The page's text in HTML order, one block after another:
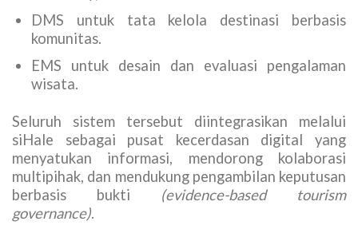
DMS untuk tata kelola destinasi berbasis
komunitas.
EMS untuk desain dan evaluasi pengalaman
wisata.
Seluruh sistem tersebut diintegrasikan melalui
siHale sebagai pusat kecerdasan digital yang
menyatukan informasi, mendorong kolaborasi
multipihak, dan mendukung pengambilan keputusan
berbasis bukti (evidence-based tourism
governance).